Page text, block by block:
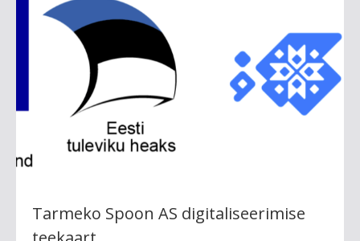
Tarmeko Spoon AS digitaliseerimise